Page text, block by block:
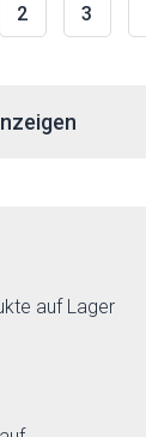
2 3
auf Lager